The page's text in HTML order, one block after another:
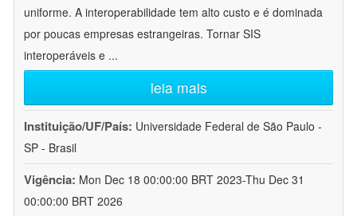
uniforme. A interoperabilidade tem alto custo e é dominada
por poucas empresas estrangeiras. Tornar SIS
interoperáveis e ...
leia mais
Instituição/UF/País: Universidade Federal de São Paulo -
SP - Brasil
Vigência: Mon Dec 18 00:00:00 BRT 2023-Thu Dec 31
00:00:00 BRT 2026